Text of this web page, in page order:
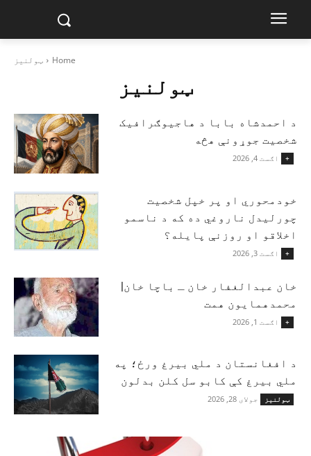
Home ټولنیز
ټولنیز
د احمدشاه بابا د هاجیوګرافیک
شخصیت جوړونې هڅه
+ اګست 4, 2026
خودمحوري او پر خپل شخصیت
چورلیدل ناروغي ده که د ناسمو
اخلاقو او روزنې پایله؟
+ اګست 3, 2026
خان عبدالغفار خان ـ باچا خان|
محمدهمایون همت
+ اګست 1, 2026
د افغانستان د ملي بیرغ ورځ؛ په
ملي بیرغ کې کابو سل کلن بدلون
ټولنیز جولای 28, 2026